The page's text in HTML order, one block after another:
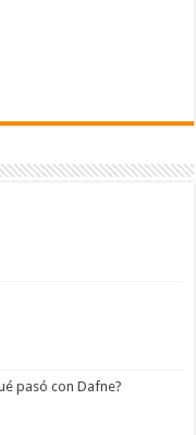
pasó con Dafne?